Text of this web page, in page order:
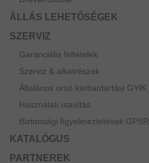
ÁLLÁS LEHETŐSÉGEK
SZERVIZ
Garanciális feltételek
Szerviz & alkatrészek
Általános orsó karbantartási GYIK
Használati utasítás
Biztonsági figyelmeztetések GPSR
KATALÓGUS
PARTNEREK